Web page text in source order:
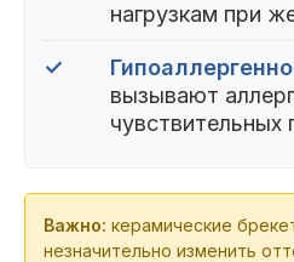
нагрузкам при
✓
вызывают
чувствительных
Важно: керамические
незначительно изменить